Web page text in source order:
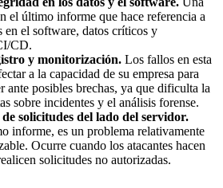
el último informe que hace referencia a
en el software, datos críticos y
CD.
y monitorización. Los fallos en esta
a la capacidad de su empresa para
ante posibles brechas, ya que dificulta la
sobre incidentes y el análisis forense.
solicitudes del lado del servidor.
informe, es un problema relativamente
Ocurre cuando los atacantes hacen
solicitudes no autorizadas.